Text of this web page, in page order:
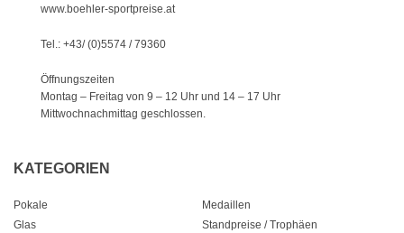
www.boehler-sportpreise.at
Tel.: +43/ (0)5574 / 79360
Öffnungszeiten
Montag – Freitag von 9 – 12 Uhr und 14 – 17 Uhr
Mittwochnachmittag geschlossen.
KATEGORIEN
Pokale
Medaillen
Glas
Standpreise / Trophäen